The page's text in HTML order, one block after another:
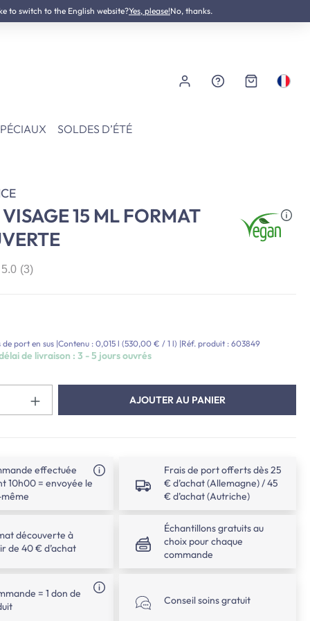
to switch to the English website?Yes, please!No, thanks.
Testé dermatologiquement
SOLDES D’ÉTÉ
15 ML FORMAT
5.0 (3)
port en sus |Contenu : 0,015 l (530,00 € / 1 l) |Réf. produit : 603849
de livraison : 3 - 5 jours ouvrés
Quantité de produit : Entrez la
AJOUTER AU PANIER
effectuée
10h00 = envoyée le
Frais de port offerts dès 25
€ d’achat (Allemagne) / 45
€ d’achat (Autriche)
découverte à
de 40 € d’achat
Échantillons gratuits au
choix pour chaque
commande
= 1 don de
Conseil soins gratuit